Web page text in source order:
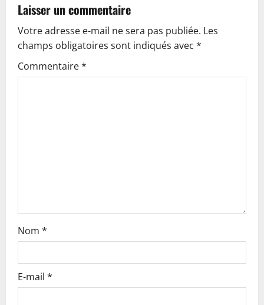
v
i
g
Laisser un commentaire
Votre adresse e-mail ne sera pas publiée. Les
champs obligatoires sont indiqués avec *
Commentaire*
Nom *
E-mail *